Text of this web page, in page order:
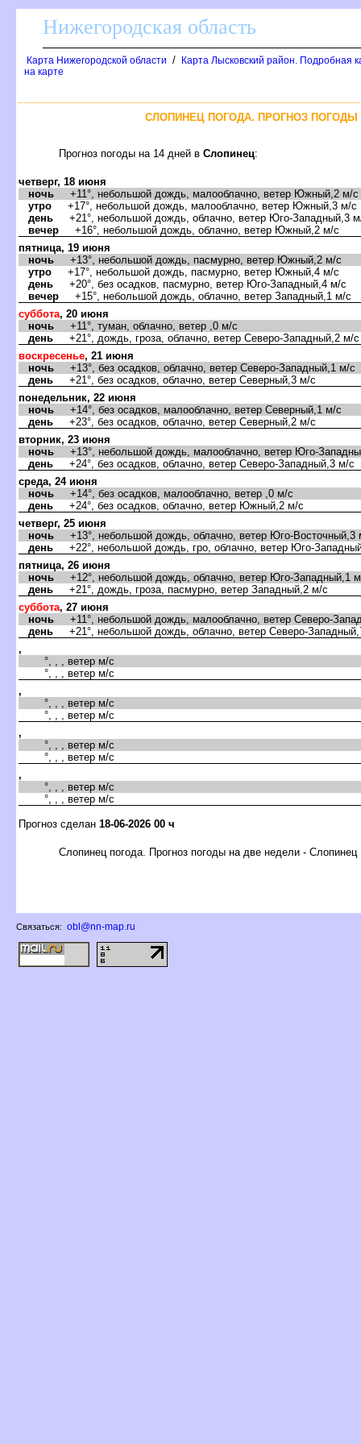
Нижегородская область
Карта Нижегородской области /
Карта Лысковский район. Подробная
на карте
СЛОПИНЕЦ ПОГОДА. ПРОГНОЗ
Прогноз погоды на 14 дней Слопинец:
четверг, 18 июня
ночь +11°, небольшой дождь, малооблачно, ветер Южный,2 м/с
утро +17°, небольшой дождь, малооблачно, ветер Южный,3 м/с
день +21°, небольшой дождь, облачно, ветер Юго-Западный,3
ечер +16°, небольшой дождь, облачно, ветер Южный,2 м/с
пятница, 19 июня
ночь +13°, небольшой дождь, пасмурно, ветер Южный,2 м/с
утро +17°, небольшой дождь, пасмурно, ветер Южный,4 м/с
день +20°, без осадков, пасмурно, ветер Юго-Западный,4 м/с
ечер +15°, небольшой дождь, облачно, ветер Западный,1 м/с
суббота, 20 июня
ночь +11°, туман, облачно, ветер ,0 м/с
день +21°, дождь, гроза, облачно, ветер Северо-Западный,2 м/с
оскресенье, 21 июня
ночь +13°, без осадков, облачно, ветер Северо-Западный,1 м/с
день +21°, без осадков, облачно, ветер Северный,3 м/с
понедельник, 22 июня
ночь +14°, без осадков, малооблачно, ветер Северный,1 м/с
день +23°, без осадков, облачно, ветер Северный,2 м/с
торник, 23 июня
ночь +13°, небольшой дождь, малооблачно, ветер Юго-
день +24°, без осадков, облачно, ветер Северо-Западный,3 м/с
среда, 24 июня
ночь +14°, без осадков, малооблачно, ветер ,0 м/с
день +24°, без осадков, облачно, ветер Южный,2 м/с
четверг, 25 июня
ночь +13°, небольшой дождь, облачно, ветер Юго-Восточный,3
день +22°, небольшой дождь, гро, облачно, ветер Юго-
пятница, 26 июня
ночь +12°, небольшой дождь, облачно, ветер Юго-Западный,1
день +21°, дождь, гроза, пасмурно, ветер Западный,2 м/с
суббота, 27 июня
ночь +11°, небольшой дождь, малооблачно, ветер Северо-
день +21°, небольшой дождь, облачно, ветер Северо-
,
°, , , ветер м/с
°, , , ветер м/с
,
°, , , ветер м/с
°, , , ветер м/с
,
°, , , ветер м/с
°, , , ветер м/с
,
°, , , ветер м/с
°, , , ветер м/с
Прогноз сделан 18-06-2026 00 ч
Слопинец погода. Прогноз погоды на две недели - Слопинец
Связаться: obl@nn-map.ru